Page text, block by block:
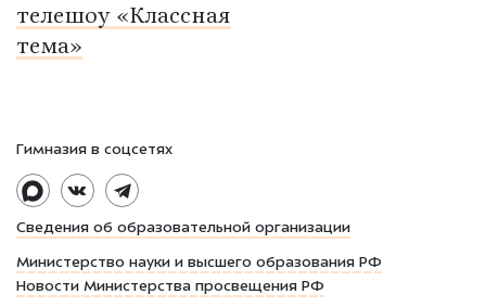
телешоу «Классная
тема»
Сведения об образовательной организации
Министерство науки и высшего образования РФ
Новости Министерства просвещения РФ
Гимназия в соцсетях